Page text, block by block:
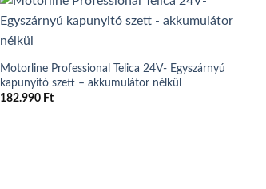
Motorline Professional Telica 24V- Egyszárnyú
kapunyitó szett – akkumulátor nélkül
182.990 Ft